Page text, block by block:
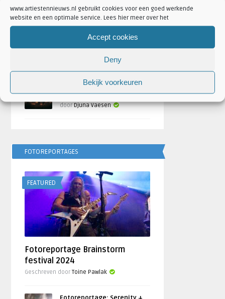
www.artiestennieuws.nl gebruikt cookies voor een goed werkende
website en een optimale service. Lees hier meer over het
Accept cookies
Deny
Bekijk voorkeuren
Geschreven doorArtiesten Nieuws
Songfestival 2026,
Nederland ontbreekt
Djuna Vaesen
Festivalseizoen 2026 trapt
af met REBiRTH Festival
doorDjuna Vaesen
FOTOREPORTAGES
FEATURED
Fotoreportage Brainstorm
festival 2024
Geschreven doorToine Pawlak